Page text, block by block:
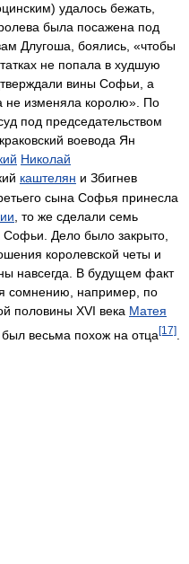
удалось бежать,
была посажена под
Длугоша, боялись, «чтобы
не попала в худшую
вины Софьи, а
не изменяла королю». По
под председательством
воевода Ян
Николай
каштелян и Збигнев
сына Софья принесла
, то же сделали семь
Дело было закрыто,
королевской четы и
навсегда. В будущем факт
сомнению, например, по
половины XVI века Матея
весьма похож на отца [17]